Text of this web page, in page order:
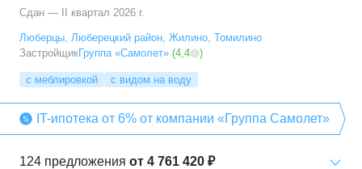
Сдан — II квартал 2026 г.
Люберцы, Люберецкий район, Жилино, Томилино
ЗастройщикГруппа «Самолет» (4,4 )
с меблировкой с видом на воду
IT-ипотека от 6% от компании «Группа Самолет»
124 предложения от 4 761 420 ₽